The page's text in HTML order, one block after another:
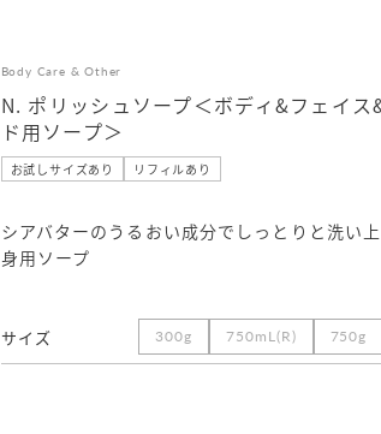
Body Care & Other
N. ポリッシュソープ＜ボディ&フェイス
ド用ソープ＞
お試しサイズあり リフィルあり
シアバターのうるおい成分でしっとりと洗い
身用ソープ
サイズ 300g 750mL(R) 750g